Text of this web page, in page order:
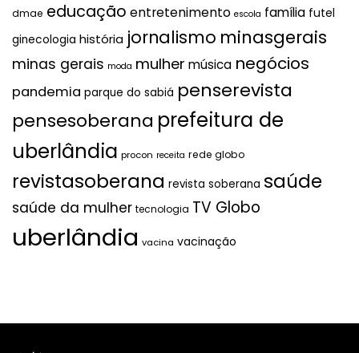
dmae educação entretenimento escola família futel
ginecologia história jornalismo minasgerais
minas gerais moda mulher música negócios
pandemia parque do sabiá penserevista
pensesoberana prefeitura de
uberlândia procon receita rede globo
revistasoberana revista soberana saúde
saúde da mulher tecnologia TV Globo
uberlândia vacina vacinação